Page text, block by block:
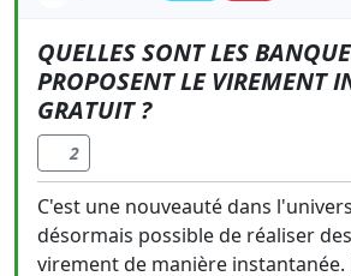
QUELLES SONT LES
PROPOSENT LE VIREMENT
GRATUIT ?
2
C'est une nouveauté dans
désormais possible de réaliser
virement de manière instantanée.